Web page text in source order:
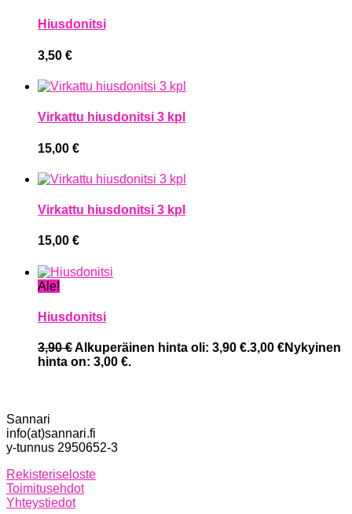
Hiusdonitsi
3,50 €
Virkattu hiusdonitsi 3 kpl
15,00 €
Virkattu hiusdonitsi 3 kpl
15,00 €
Ale!
Hiusdonitsi
3,90€Alkuperäinen hinta oli: 3,90 €.3,00 €Nykyinen
hinta on: 3,00 €.
Sannari
info(at)sannari.fi
y-tunnus 2950652-3
Rekisteriseloste
Toimitusehdot
Yhteystiedot